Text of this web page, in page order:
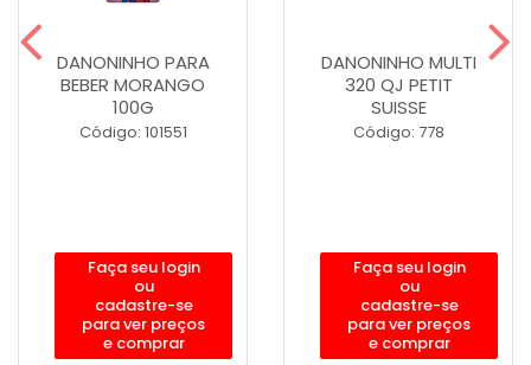
DANONINHO PARA
BEBER MORANGO
100G
Código: 101551
Faça seu login
ou
cadastre-se
para ver preços
e comprar
DANONINHO MULTI
320 QJ PETIT
SUISSE
Código: 778
Faça seu login
ou
cadastre-se
para ver preços
e comprar